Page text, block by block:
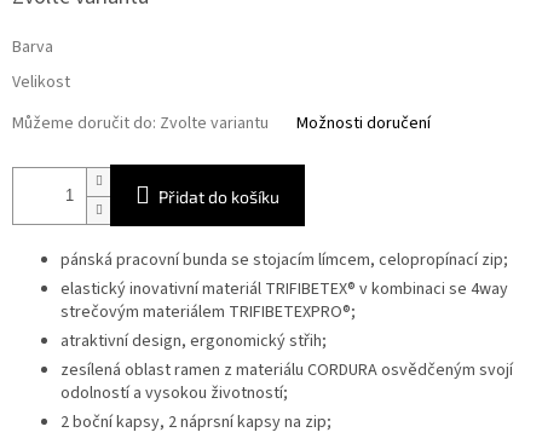
Barva
Velikost
Můžeme doručit do: Zvolte variantu Možnosti doručení
Přidat do košíku
pánská pracovní bunda se stojacím límcem, celopropínací zip;
elastický inovativní materiál TRIFIBETEX® v kombinaci se 4way
strečovým materiálem TRIFIBETEXPRO®;
atraktivní design, ergonomický střih;
zesílená oblast ramen z materiálu CORDURAosvědčeným svojí
odolností a vysokou životností;
2 boční kapsy, 2 náprsní kapsy na zip;